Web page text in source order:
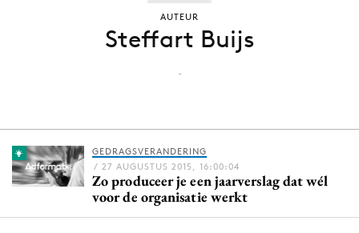
Download de app
Volg het laatste nieuws via de Adformatie
Menu
AUTEUR
Steffart Buijs
-
GEDRAGSVERANDERING
/ 27 AUGUSTUS 2015, 16:00:04
Zo produceer je een jaarverslag dat wél
voor de organisatie werkt